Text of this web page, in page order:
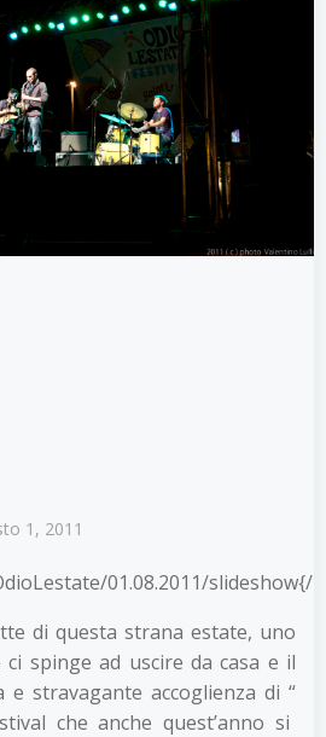
1, 2011
01.08.2011/slideshow{/
di questa strana estate, uno
spinge ad uscire da casa e il
e stravagante accoglienza di “
che anche quest’anno si